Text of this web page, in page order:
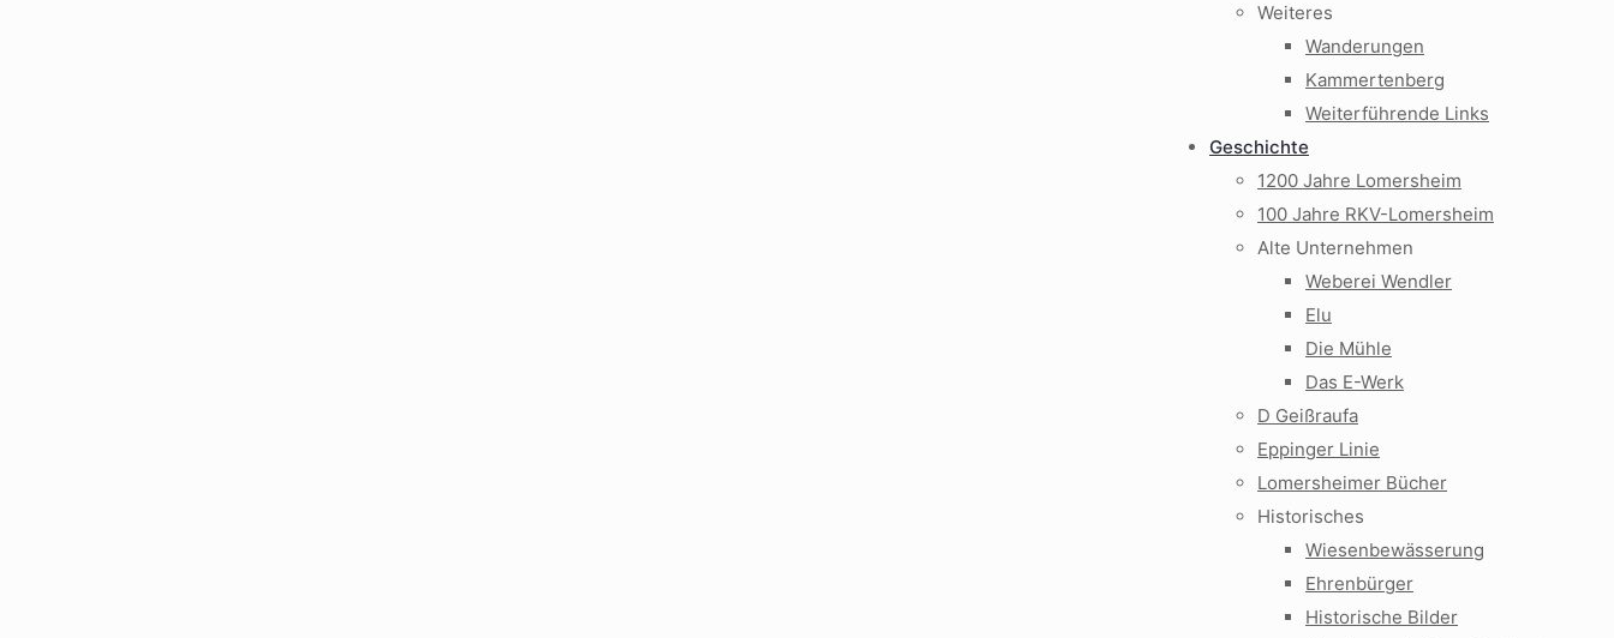
Weiteres
Wanderungen
Kammertenberg
Weiterführende Links
Geschichte
1200 Jahre Lomersheim
100 Jahre RKV-Lomersheim
Alte Unternehmen
Weberei Wendler
Elu
Die Mühle
Das E-Werk
D Geißraufa
Eppinger Linie
Lomersheimer Bücher
Historisches
Wiesenbewässerung
Ehrenbürger
Historische Bilder